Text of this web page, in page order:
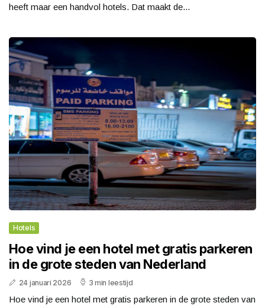
heeft maar een handvol hotels. Dat maakt de...
Hotels
Hoe vind je een hotel met gratis parkeren
in de grote steden van Nederland
24 januari 2026 3 min leestijd
Hoe vind je een hotel met gratis parkeren in de grote steden van